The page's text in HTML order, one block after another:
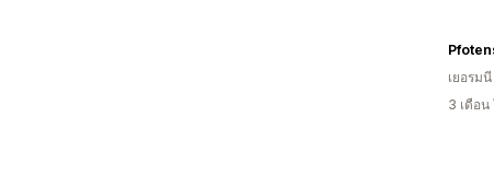
เยอรมนี
3 เดือน